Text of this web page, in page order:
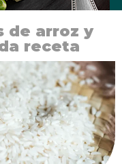
de arroz y
receta